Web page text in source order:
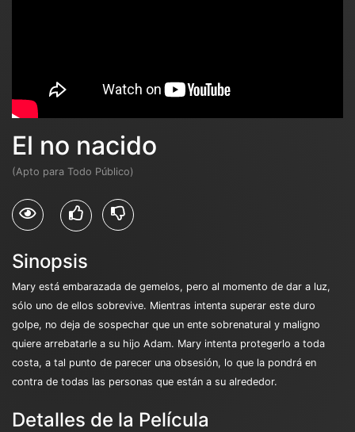
El no nacido
(Apto para Todo Público)
Sinopsis
Mary está embarazada de gemelos, pero al momento de dar a luz,
sólo uno de ellos sobrevive. Mientras intenta superar este duro
golpe, no deja de sospechar que un ente sobrenatural y maligno
quiere arrebatarle a su hijo Adam. Mary intenta protegerlo a toda
costa, a tal punto de parecer una obsesión, lo que la pondrá en
contra de todas las personas que están a su alrededor.
Detalles de la Película